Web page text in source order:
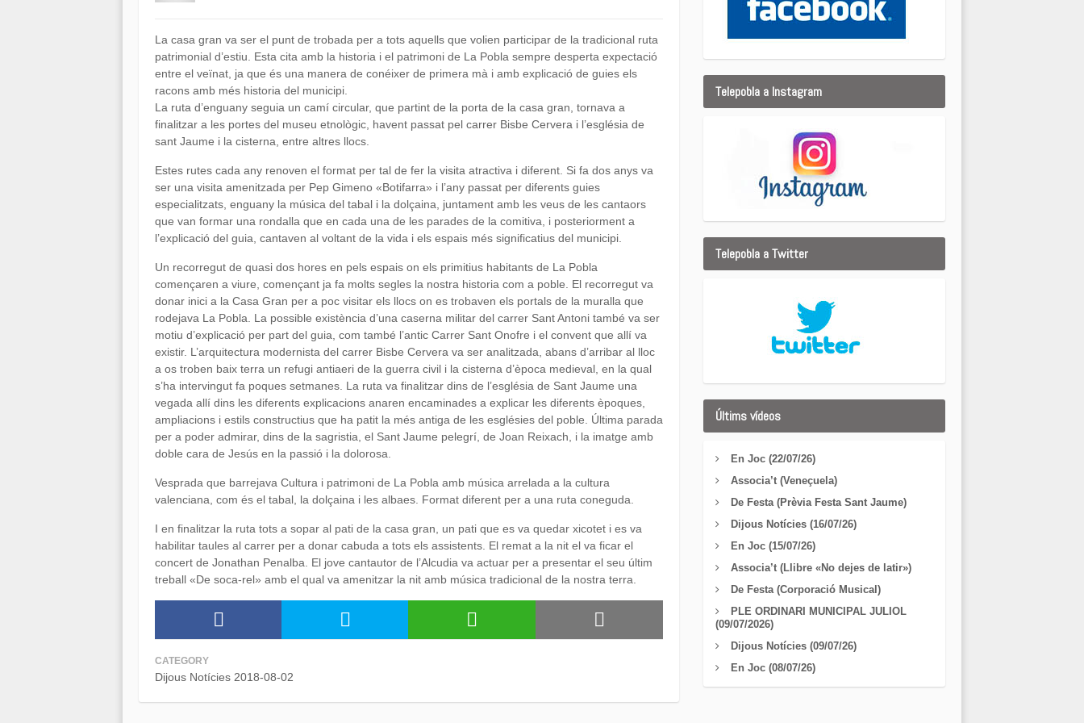
La casa gran va ser el punt de trobada per a tots aquells que volien participar de la tradicional ruta
patrimonial d’estiu. Esta cita amb la historia i el patrimoni de La Pobla sempre desperta expectació
entre el veïnat, ja que és una manera de conéixer de primera mà i amb explicació de guies els
racons amb més historia del municipi.
La ruta d’enguany seguia un camí circular, que partint de la porta de la casa gran, tornava a
finalitzar a les portes del museu etnològic, havent passat pel carrer Bisbe Cervera i l’església de
sant Jaume i la cisterna, entre altres llocs.
Estes rutes cada any renoven el format per tal de fer la visita atractiva i diferent. Si fa dos anys va
ser una visita amenitzada per Pep Gimeno «Botifarra» i l’any passat per diferents guies
especialitzats, enguany la música del tabal i la dolçaina, juntament amb les veus de les cantaors
que van formar una rondalla que en cada una de les parades de la comitiva, i posteriorment a
l’explicació del guia, cantaven al voltant de la vida i els espais més significatius del municipi.
Un recorregut de quasi dos hores en pels espais on els primitius habitants de La Pobla
començaren a viure, començant ja fa molts segles la nostra historia com a poble. El recorregut va
donar inici a la Casa Gran per a poc visitar els llocs on es trobaven els portals de la muralla que
rodejava La Pobla. La possible existència d’una caserna militar del carrer Sant Antoni també va ser
motiu d’explicació per part del guia, com també l’antic Carrer Sant Onofre i el convent que allí va
existir. L’arquitectura modernista del carrer Bisbe Cervera va ser analitzada, abans d’arribar al lloc
a os troben baix terra un refugi antiaeri de la guerra civil i la cisterna d’època medieval, en la qual
s’ha intervingut fa poques setmanes. La ruta va finalitzar dins de l’església de Sant Jaume una
vegada allí dins les diferents explicacions anaren encaminades a explicar les diferents èpoques,
ampliacions i estils constructius que ha patit la més antiga de les esglésies del poble. Última parada
per a poder admirar, dins de la sagristia, el Sant Jaume pelegrí, de Joan Reixach, i la imatge amb
doble cara de Jesús en la passió i la dolorosa.
Vesprada que barrejava Cultura i patrimoni de La Pobla amb música arrelada a la cultura
valenciana, com és el tabal, la dolçaina i les albaes. Format diferent per a una ruta coneguda.
I en finalitzar la ruta tots a sopar al pati de la casa gran, un pati que es va quedar xicotet i es va
habilitar taules al carrer per a donar cabuda a tots els assistents. El remat a la nit el va ficar el
concert de Jonathan Penalba. El jove cantautor de l’Alcudia va actuar per a presentar el seu últim
treball «De soca-rel» amb el qual va amenitzar la nit amb música tradicional de la nostra terra.
CATEGORY
Dijous Notícies 2018-08-02
Telepobla a Instagram
Telepobla a Twitter
Últims vídeos
En Joc (22/07/26)
Associa’t (Veneçuela)
De Festa (Prèvia Festa Sant Jaume)
Dijous Notícies (16/07/26)
En Joc (15/07/26)
Associa’t (Llibre «No dejes de latir»)
De Festa (Corporació Musical)
PLE ORDINARI MUNICIPAL JULIOL
(09/07/2026)
Dijous Notícies (09/07/26)
En Joc (08/07/26)